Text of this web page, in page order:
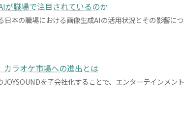
が職場で注目されているのか
日本の職場における画像生成AIの活用状況とその影響に
カラオケ市場への進出とは
を子会社化することで、エンターテインメン